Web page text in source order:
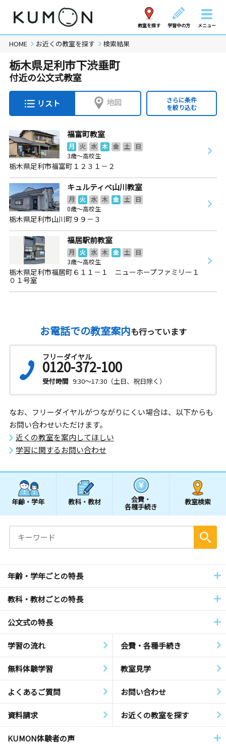
教室を探す 学習中の方 メニュー
HOME お近くの教室を探す 検索結果
栃木県足利市下渋垂町
付近の公文式教室
リスト 地図
さらに条件
を絞り込む
福富町教室
月 火 水 木 金 土
日
3歳～高校生
栃木県足利市福富町１２３１－２
キュルティベ山川教室
月 火 水 木 金 土
日
0歳～高校生
栃木県足利市山川町９９－３
福居駅前教室
月 火 水 木 金 土
日
3歳～高校生
栃木県足利市福居町６１１－１ ニューホープファミリー１
０１号室
お電話での教室案内も行っています
フリーダイヤル
0120-372-100
受付時間 9:30～17:30（土日、祝日除く）
なお、フリーダイヤルがつながりにくい場合は、以下からも
お問い合わせいただけます。
近くの教室を案内してほしい
学習に関するお問い合わせ
年齢・学年 教科・教材 会費・
各種手続き
教室検索
年齢・学年ごとの特長
教科・教材ごとの特長
公文式の特長
学習の流れ 会費・各種手続き
無料体験学習 教室見学
よくあるご質問 お問い合わせ
資料請求 お近くの教室を探す
KUMON体験者の声